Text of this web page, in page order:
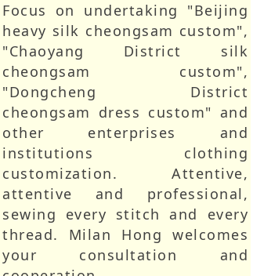
Focus on undertaking "Beijing
heavy silk cheongsam custom",
"Chaoyang District silk
cheongsam custom",
"Dongcheng District
cheongsam dress custom" and
other enterprises and
institutions clothing
customization. Attentive,
attentive and professional,
sewing every stitch and every
thread. Milan Hong welcomes
your consultation and